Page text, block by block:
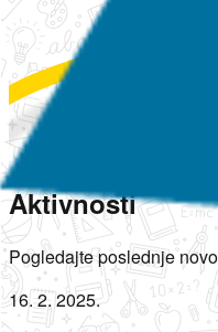
Aktivnosti
Pogledajte poslednje
16. 2. 2025.